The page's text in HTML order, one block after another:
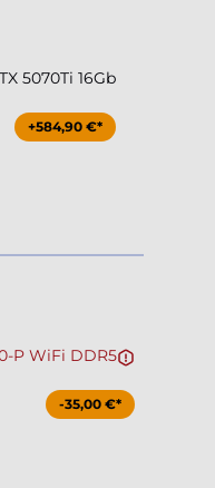
5070Ti 16Gb
+584,90 €*
P WiFi DDR5
-35,00 €*